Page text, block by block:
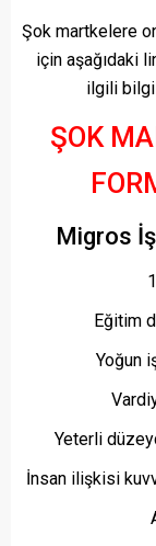
Şok martkelere
için aşağıdaki
ilgili
ŞOK
Migros
Eğitim
Yoğun
Yeterli
İnsan ilişkisi